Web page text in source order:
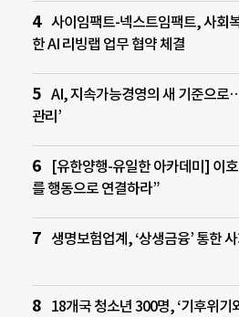
사이임팩트-넥스트임팩트, 사회
한 AI 리빙랩 업무 협약 체결
AI, 지속가능경영의 새 기준으로
관리’
[유한양행-유일한 아카데미] 이호
를 행동으로 연결하라”
생명보험업계, ‘상생금융’ 통한
18개국 청소년 300명, ‘기후위기